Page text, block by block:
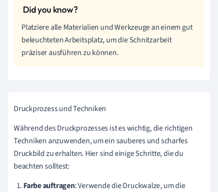
Platziere alle Materialien und Werkzeuge an einem gut
beleuchteten Arbeitsplatz, um die Schnitzarbeit
präziser ausführen zu können.
Druckprozess und Techniken
Während des Druckprozesses ist es wichtig, die richtigen
Techniken anzuwenden, um ein sauberes und scharfes
Druckbild zu erhalten. Hier sind einige Schritte, die du
beachten solltest:
Farbe auftragen: Verwende die Druckwalze, um die